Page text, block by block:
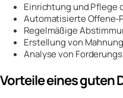
Einrichtung und Pflege
Automatisierte
Regelmäßige
Erstellung von
Analyse von
Vorteile eines guten